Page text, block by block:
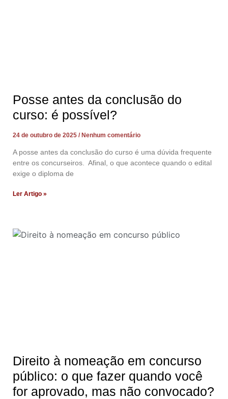
Posse antes da conclusão do
curso: é possível?
24 de outubro de 2025 Nenhum comentário
A posse antes da conclusão do curso é uma dúvida frequente
entre os concurseiros. Afinal, o que acontece quando o edital
exige o diploma de
Ler Artigo »
Direito à nomeação em concurso
público: o que fazer quando você
for aprovado, mas não convocado?